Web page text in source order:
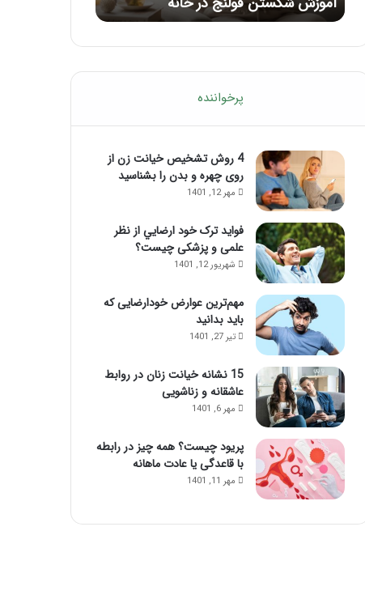
شوید!
پرخواننده
4 روش تشخیص خیانت زن از
روی چهره و بدن را بشناسید
مهر 12, 1401
فواید ترک خود ارضايي از نظر
علمی و پزشکی چیست؟
شهریور 12, 1401
مهم‌ترین عوارض خودارضایی که
باید بدانید
تیر 27, 1401
15 نشانه خیانت زنان در روابط
عاشقانه و زناشویی
مهر 6, 1401
پریود چیست؟ همه چیز در رابطه
با قاعدگی یا عادت ماهانه
مهر 11, 1401